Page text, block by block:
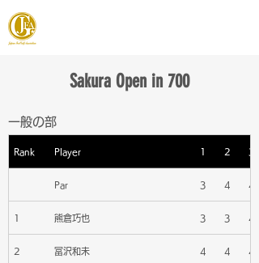
Sakura Open in 700
一般の部
Rank Player 1 2 3
Par 3 4 4
1 熊倉巧也 3 3 4
2 冨沢和未 4 4 4